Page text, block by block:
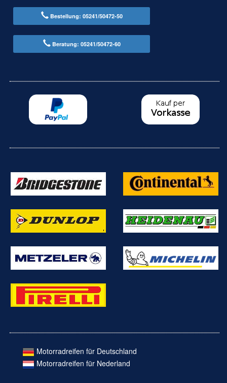
Bestellung: 05241/50472-50
Beratung: 05241/50472-60
Motorradreifen für Deutschland
Motorradreifen für Nederland